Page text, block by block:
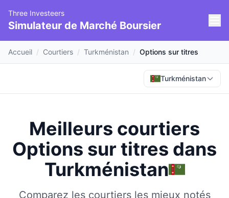
Three Investeers
Simulateur de Marché Boursier
Accueil / Courtiers / Turkménistan / Options sur titres
Turkménistan
Meilleurs courtiers
Options sur titres dans
Turkménistan
Comparez les courtiers les mieux notés